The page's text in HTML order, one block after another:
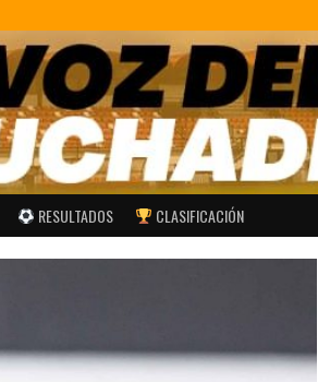
RESULTADOS CLASIFICACIÓN